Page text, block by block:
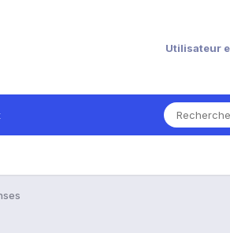
Utilisateur